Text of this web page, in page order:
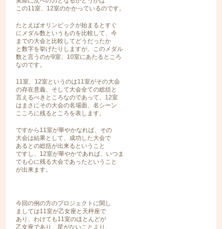
この11室、12室のかかっているのです。
たとえばオリンピックが始まるとすぐ
にメダル数というものを比較して、今
までの大会と比較してどうだったか
と数字を挙げたりしますが、このメダル
数と言うのが9室、10室にあたるところ
なのです。
11室、12室というのは11室がその大会
の存在意義、そして大会全ての総括と
言えるべきところなのであって、12室
はまさにその大会の名場面、名シーン
こころに残るところを表します。
ですから11室が華やかなれば、その
大会は結果として、成功した大会で
あるとの総括が出来るということ
ですし、12室が華やかであれば、いつま
でも心に残る大会であったということ
が出来ます。
今回の例の方のプロジェクトに関し
ましては11室が乙女座と天秤座で
あり、わけても11室のほとんどが
乙女座であり、星がないことより、